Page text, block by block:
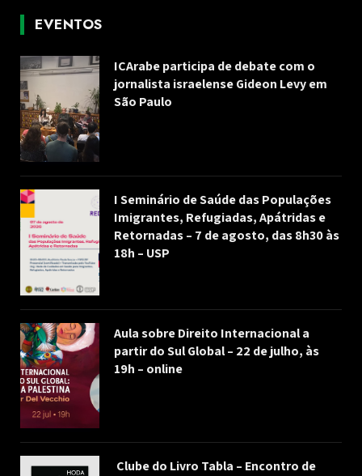
EVENTOS
ICArabe participa de debate com o
jornalista israelense Gideon Levy em
São Paulo
I Seminário de Saúde das Populações
Imigrantes, Refugiadas, Apátridas e
Retornadas – 7 de agosto, das 8h30 às
18h – USP
Aula sobre Direito Internacional a
partir do Sul Global – 22 de julho, às
19h – online
Clube do Livro Tabla – Encontro de